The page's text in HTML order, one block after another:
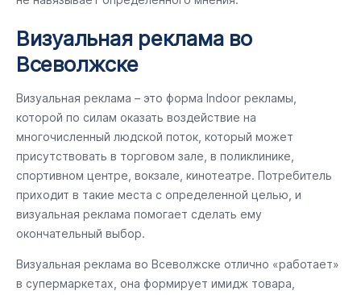
Визуальная реклама во
Всеволжске
Визуальная реклама – это форма Indoor рекламы,
которой по силам оказать воздействие на
многочисленный людской поток, который может
присутствовать в торговом зале, в поликлинике,
спортивном центре, вокзале, кинотеатре. Потребитель
приходит в такие места с определенной целью, и
визуальная реклама помогает сделать ему
окончательный выбор.
Визуальная реклама во Всеволжске отлично «работает»
в супермаркетах, она формирует имидж товара,